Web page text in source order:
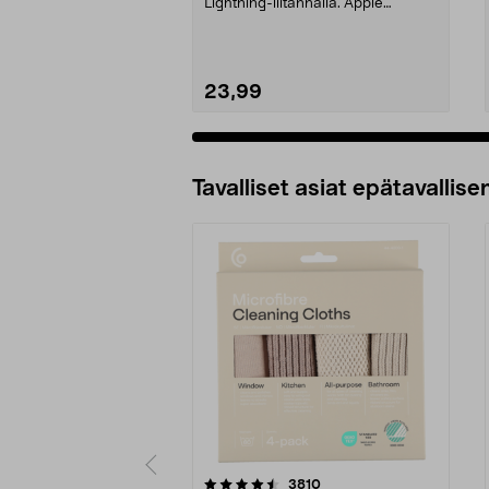
Lightning-liitännällä. Apple
23,99
Tavalliset asiat
3810arvostelut
4.5viidestä